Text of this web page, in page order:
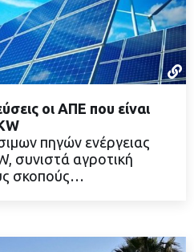
ΠΕΡΙΣΣΟΤΕΡΑ
οι ΑΠΕ που είναι
πηγών ενέργειας
συνιστά αγροτική
σκοπούς…